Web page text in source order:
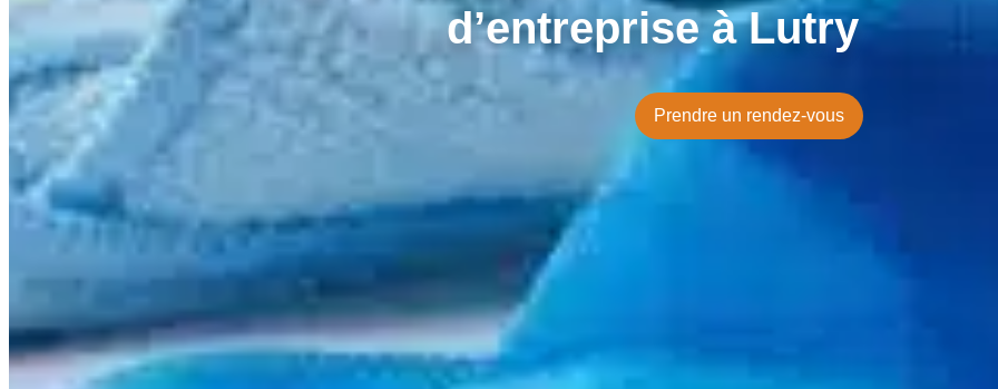
d’entreprise à Lutry
Prendre un rendez-vous